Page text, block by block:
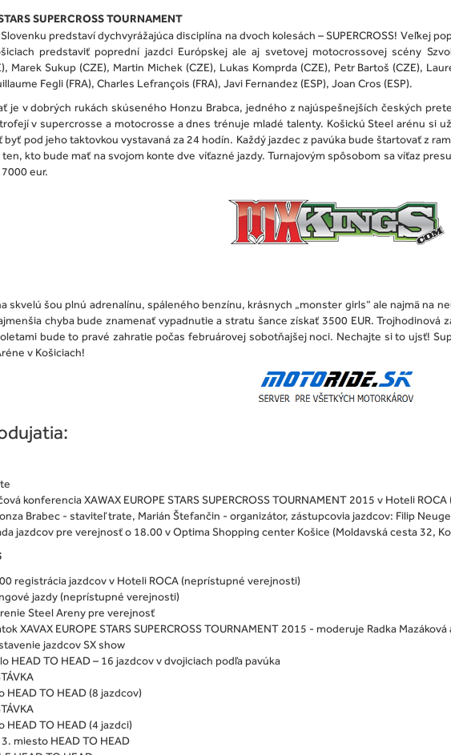
SUPERCROSS TOURNAMENT
predstaví dychvyrážajúca disciplína na dvoch kolesách – SUPERCROSS! Veľkej
predstaviť poprední jazdci Európskej ale aj svetovej motocrossovej scény
Marek Sukup (CZE), Martin Michek (CZE), Lukas Komprda (CZE), Petr Bartoš (CZE),
Fegli (FRA), Charles Lefrançois (FRA), Javi Fernandez (ESP), Joan Cros (ESP).
je v dobrých rukách skúseného Honzu Brabca, jedného z najúspešnejších českých
v supercrosse a motocrosse a dnes trénuje mladé talenty. Košickú Steel arénu si
pod jeho taktovkou vystavaná za 24 hodín. Každý jazdec z pavúka bude štartovať z
kto bude mať na svojom konte dve víťazné jazdy. Turnajovým spôsobom sa víťaz
eur.
skvelú šou plnú adrenalínu, spáleného benzínu, krásnych „monster girls“ ale najmä na
chyba bude znamenať vypadnutie a stratu šance získať 3500 EUR.
bude to pravé zahratie počas februárovej sobotňajšej noci. Nechajte si to ujsť!
v Košiciach!
konferencia XAWAX EUROPE STARS SUPERCROSS TOURNAMENT 2015 v Hoteli
Brabec - staviteľ trate, Marián Štefančin - organizátor, zástupcovia jazdcov: Filip
jazdcov pre verejnosť o 18.00 v Optima Shopping center Košice (Moldavská cesta 32,
registrácia jazdcov v Hoteli ROCA (neprístupné verejnosti)
jazdy (neprístupné verejnosti)
Steel Areny pre verejnosť
XAVAX EUROPE STARS SUPERCROSS TOURNAMENT 2015 - moderuje Radka
jazdcov SX show
HEAD TO HEAD – 16 jazdcov v dvojiciach podľa pavúka
HEAD TO HEAD (8 jazdcov)
HEAD TO HEAD (4 jazdci)
miesto HEAD TO HEAD